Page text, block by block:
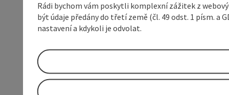
Rádi bychom vám poskytli komplexní zážitek z
být údaje předány do třetí země (čl. 49 odst. 1 písm.
nastavení a kdykoli je odvolat.